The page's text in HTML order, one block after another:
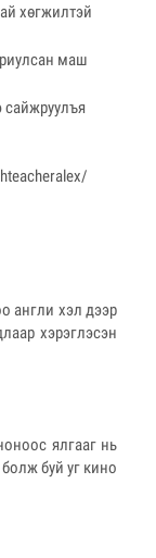
хөгжилтэй
маш
англи хэл дээр
хэрэглэсэн
ялгааг нь
буй уг кино